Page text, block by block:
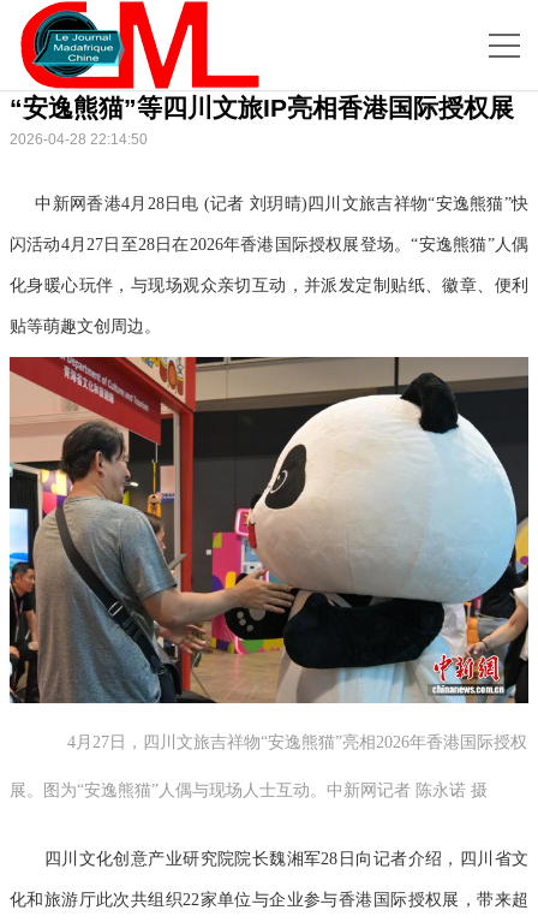
“安逸熊猫”等四川文旅IP亮相香港国际授权展
2026-04-28 22:14:50
中新网香港4月28日电 (记者 刘玥晴)四川文旅吉祥物“安逸熊猫”快
闪活动4月27日至28日在2026年香港国际授权展登场。“安逸熊猫”人偶
化身暖心玩伴，与现场观众亲切互动，并派发定制贴纸、徽章、便利
贴等萌趣文创周边。
4月27日，四川文旅吉祥物“安逸熊猫”亮相2026年香港国际授权
展。图为“安逸熊猫”人偶与现场人士互动。中新网记者 陈永诺 摄
四川文化创意产业研究院院长魏湘军28日向记者介绍，四川省文
化和旅游厅此次共组织22家单位与企业参与香港国际授权展，带来超